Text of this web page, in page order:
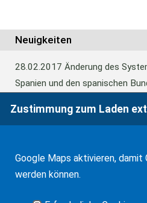
Neuigkeiten
28.02.2017 Änderung des
Spanien und den spanischen
24.06.2016Europäisches
01.01.2016
Erbschaftsteuer
Zustimmung zum Laden
Google Maps aktivieren, damit
werden können.